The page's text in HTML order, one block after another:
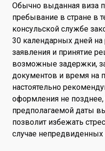
Обычно выданная виза
пребывание в стране в
консульской службе
30 календарных дней на
заявления и принятие
возможные задержки,
документов и время на
настоятельно
оформления не
предполагаемой даты
позволит избежать
случае непредвиденных